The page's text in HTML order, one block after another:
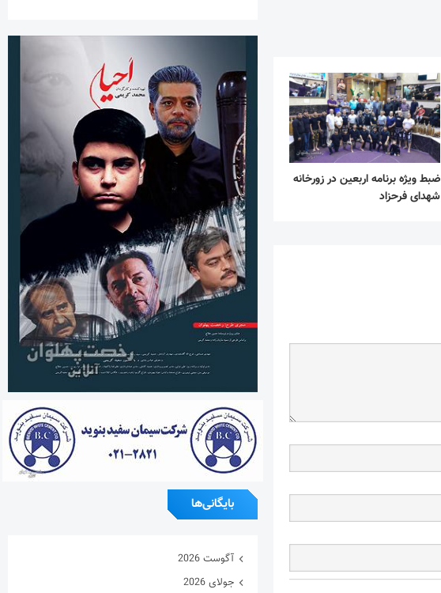
ضبط ویژه برنامه اربعین در زورخانه
شهدای فرحزاد
بایگانی‌ها
آگوست 2026
جولای 2026